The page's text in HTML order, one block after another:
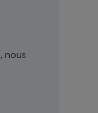
, nous